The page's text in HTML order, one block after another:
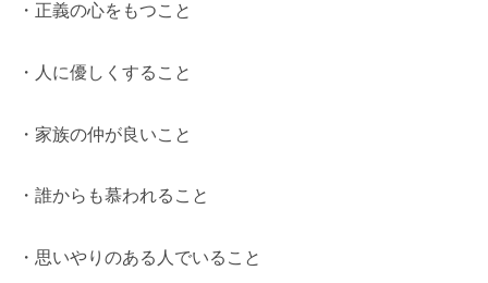
・正義の心をもつこと
・人に優しくすること
・家族の仲が良いこと
・誰からも慕われること
・思いやりのある人でいること